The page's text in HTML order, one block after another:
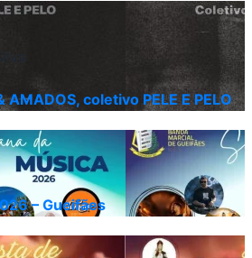
AMADOS, coletivo PELE E PELO
– Gueifães